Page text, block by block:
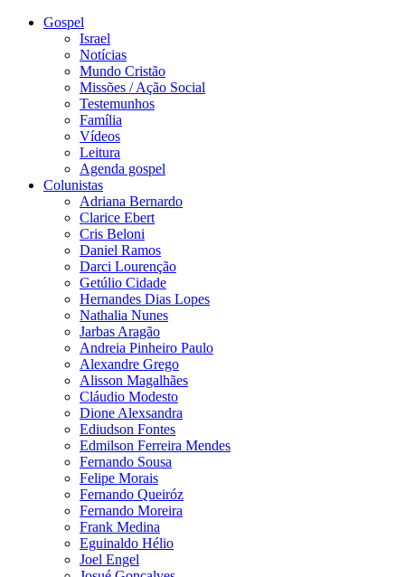
Gospel
Israel
Notícias
Mundo Cristão
Missões / Ação Social
Testemunhos
Família
Vídeos
Leitura
Agenda gospel
Colunistas
Adriana Bernardo
Clarice Ebert
Cris Beloni
Daniel Ramos
Darci Lourenção
Getúlio Cidade
Hernandes Dias Lopes
Nathalia Nunes
Jarbas Aragão
Andreia Pinheiro Paulo
Alexandre Grego
Alisson Magalhães
Cláudio Modesto
Dione Alexsandra
Ediudson Fontes
Edmilson Ferreira Mendes
Fernando Sousa
Felipe Morais
Fernando Queiróz
Fernando Moreira
Frank Medina
Eguinaldo Hélio
Joel Engel